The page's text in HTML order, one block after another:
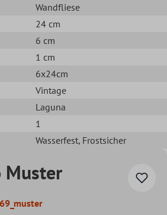
Wandfliese
24 cm
6 cm
1 cm
6x24cm
Vintage
Laguna
1
Wasserfest, Frostsicher
Muster